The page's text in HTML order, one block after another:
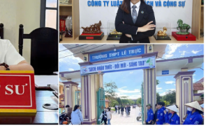
Kể chuyện cho bé
Hạt giống tâm hồn